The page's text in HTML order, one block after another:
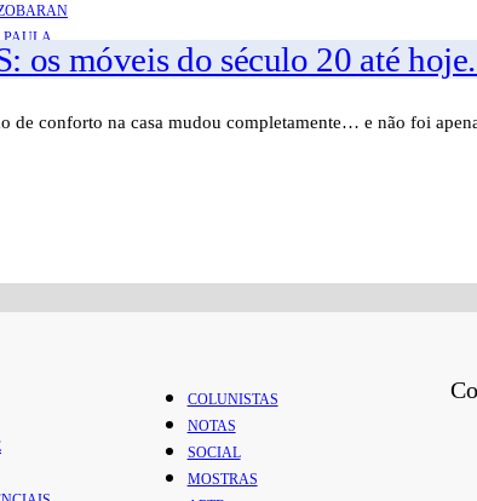
PAULA
os móveis do século 20 até
de conforto na casa mudou completamente… e não foi
COLUNISTAS
NOTAS
SOCIAL
MOSTRAS